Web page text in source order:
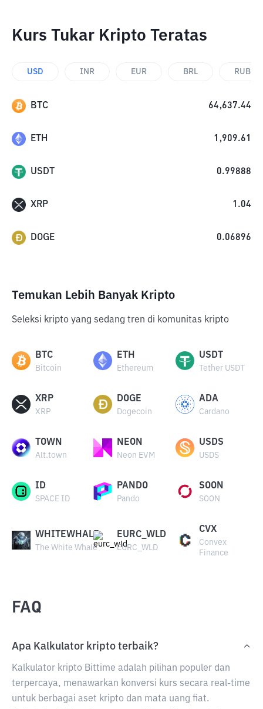
Kurs Tukar Kripto Teratas
USD INR EUR BRL RUB
BTC 64,637.44
ETH 1,909.61
USDT 0.99888
XRP 1.04
DOGE 0.06896
Temukan Lebih Banyak Kripto
Seleksi kripto yang sedang tren di komunitas kripto
BTC
Bitcoin
ETH
Ethereum
USDT
Tether USDT
XRP
XRP
DOGE
Dogecoin
ADA
Cardano
TOWN
Alt.town
NEON
Neon EVM
USDS
USDS
ID
SPACE ID
PANDO
Pando
SOON
SOON
WHITEWHALE
The White Whale
EURC_WLD
EURC_WLD
CVX
Convex
Finance
FAQ
Apa Kalkulator kripto terbaik?
Kalkulator kripto Bittime adalah pilihan populer dan
terpercaya, menawarkan konversi kurs secara real-time
untuk berbagai aset kripto dan mata uang fiat.